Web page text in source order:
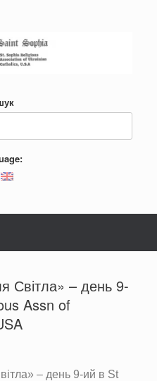
Світла» – день 9-
Assn of
– день 9-ий в St